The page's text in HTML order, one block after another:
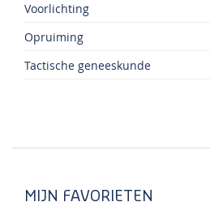
Voorlichting
Opruiming
Tactische geneeskunde
MIJN FAVORIETEN